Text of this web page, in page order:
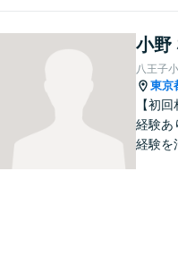
法務／
小野
八王子
東京
【初
経験あ
経験を